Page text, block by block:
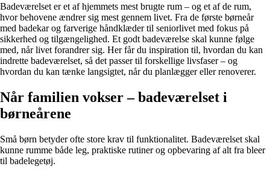
Badeværelset er et af hjemmets mest brugte rum – og et af de rum,
hvor behovene ændrer sig mest gennem livet. Fra de første børneår
med badekar og farverige håndklæder til seniorlivet med fokus på
sikkerhed og tilgængelighed. Et godt badeværelse skal kunne følge
med, når livet forandrer sig. Her får du inspiration til, hvordan du kan
indrette badeværelset, så det passer til forskellige livsfaser – og
hvordan du kan tænke langsigtet, når du planlægger eller renoverer.
Når familien vokser – badeværelset i
børneårene
Små børn betyder ofte store krav til funktionalitet. Badeværelset skal
kunne rumme både leg, praktiske rutiner og opbevaring af alt fra bleer
til badelegetøj.